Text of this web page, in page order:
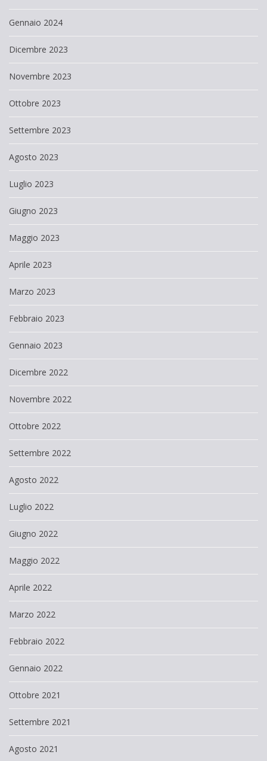
Gennaio 2024
Dicembre 2023
Novembre 2023
Ottobre 2023
Settembre 2023
Agosto 2023
Luglio 2023
Giugno 2023
Maggio 2023
Aprile 2023
Marzo 2023
Febbraio 2023
Gennaio 2023
Dicembre 2022
Novembre 2022
Ottobre 2022
Settembre 2022
Agosto 2022
Luglio 2022
Giugno 2022
Maggio 2022
Aprile 2022
Marzo 2022
Febbraio 2022
Gennaio 2022
Ottobre 2021
Settembre 2021
Agosto 2021